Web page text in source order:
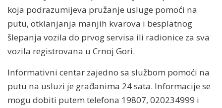
koja podrazumijeva pružanje usluge pomoći na
putu, otklanjanja manjih kvarova i besplatnog
šlepanja vozila do prvog servisa ili radionice za sva
vozila registrovana u Crnoj Gori.
Informativni centar zajedno sa službom pomoći na
putu na usluzi je građanima 24 sata. Informacije se
mogu dobiti putem telefona 19807, 020234999 i